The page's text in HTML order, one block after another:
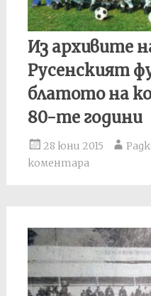
Из архивите
Русенският
блатото на
80-те години
28 юни 2015
коментара